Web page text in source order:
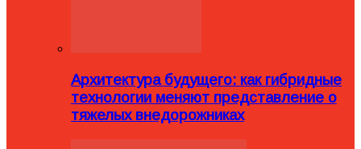
Архитектура будущего: как гибридные
технологии меняют представление о
тяжелых внедорожниках